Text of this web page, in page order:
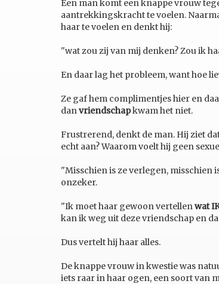
Een man komt een knappe vrouw
aantrekkingskracht te voelen.
haar te voelen en denkt hij:
"wat zou zij van mij denken? Zou ik
En daar lag het probleem, want hoe
Ze gaf hem complimentjes hier en
danvriendschapkwam het niet.
Frustrerend, denkt de man. Hij ziet
echt aan? Waarom voelt hij geen
"Misschien is ze verlegen, misschien
onzeker.
"Ik moet haar gewoon vertellenwat
kan ik weg uit deze vriendschap en
Dus vertelt hij haar alles.
De knappe vrouw in kwestie was
iets raar in haar ogen, een soort van